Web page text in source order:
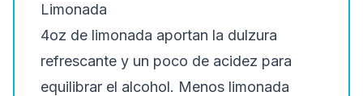
Limonada
4oz de limonada aportan la dulzura
refrescante y un poco de acidez para
equilibrar el alcohol. Menos limonada